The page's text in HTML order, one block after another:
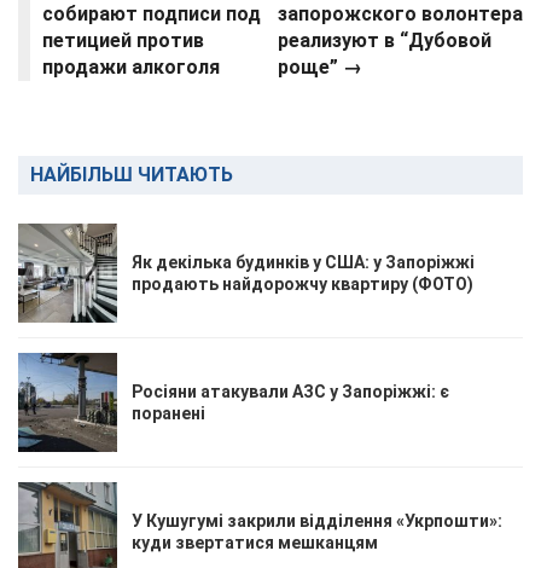
собирают подписи под
петицией против
продажи алкоголя
запорожского волонтера
реализуют в “Дубовой
роще” →
НАЙБІЛЬШ ЧИТАЮТЬ
Як декілька будинків у США: у Запоріжжі
продають найдорожчу квартиру (ФОТО)
Росіяни атакували АЗС у Запоріжжі: є
поранені
У Кушугумі закрили відділення «Укрпошти»:
куди звертатися мешканцям